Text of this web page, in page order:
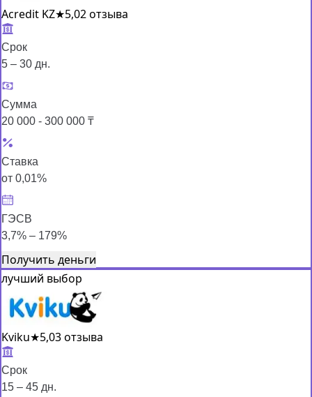
Acredit KZ★5,02 отзыва
Срок
5 – 30 дн.
Сумма
20 000 - 300 000 ₸
Ставка
от 0,01%
ГЭСВ
3,7% – 179%
Получить деньги
лучший выбор
Kviku★5,03 отзыва
Срок
15 – 45 дн.